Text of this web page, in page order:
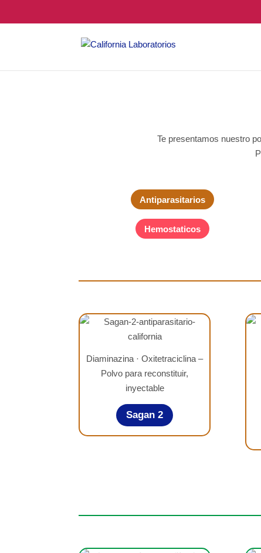
Te presentamos nuestro
Antiparasitarios
Hemostaticos
Diaminazina · Oxitetraciclina –
Polvo para reconstituir,
inyectable
Sagan 2